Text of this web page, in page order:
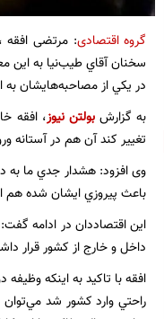
گروه اقتصادی: مرتضی افقه
سخنان آقاي طيب‌نيا به اين
در يكي از مصاحبه‌هايشان
به گزارشبولتن نیوز، افقه
تغيير كند آن هم در آستانه
وی افزود: هشدار جدي ما به
باعث پيروزي ايشان شده
اين اقتصاددان در ادامه
داخل و خارج از كشور قرار
افقه با تاکید به اینکه
راحتي وارد كشور شد